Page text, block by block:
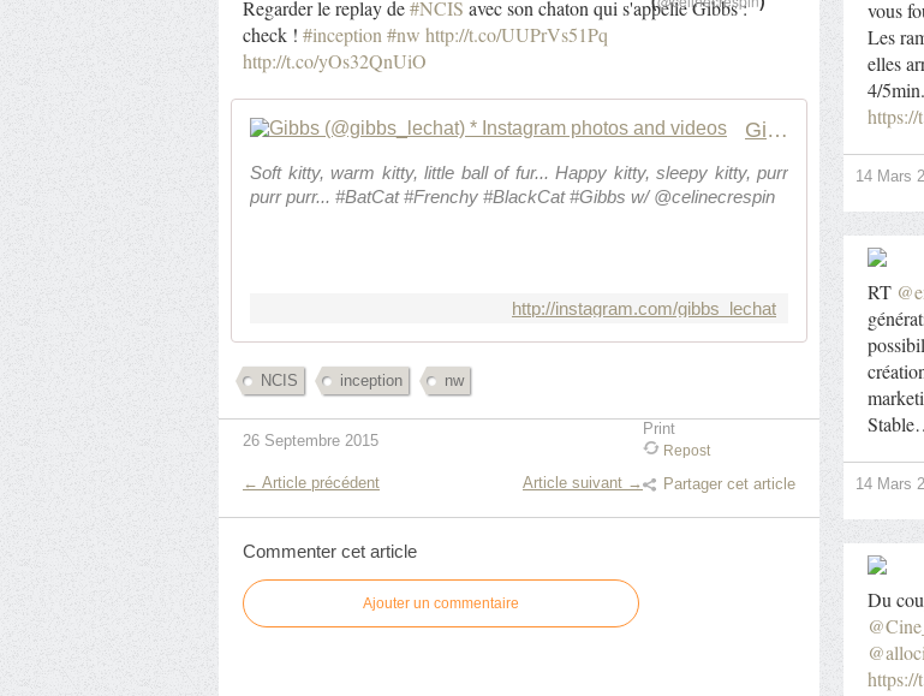
Regarder le replay de#NCIS avec son chaton qui s'appelle Gibbs :
check ! #inception #nw http://t.co/UUPrVs51Pq
http://t.co/yOs32QnUiO
Gibbs (@gibbs_lechat) * Instagram photos and videos
Soft kitty, warm kitty, little ball of fur... Happy kitty, sleepy kitty, purr
purr purr... #BatCat #Frenchy #BlackCat #Gibbs w/ @celinecrespin
http://instagram.com/gibbs_lechat
NCIS inception nw
26 Septembre 2015
Print
Repost
Partager cet article
← Article précédent Article suivant →
Commenter cet article
Ajouter un commentaire
vous
Les
elles
4/
14 Mars
RT
14 Mars
Du
https://